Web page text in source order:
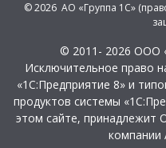
© 2026 АО «Группа 1С»
© 2011- 2026 ООО
Исключительное право
«1С:Предприятие 8» и
продуктов системы
этом сайте, принадлежит
компании